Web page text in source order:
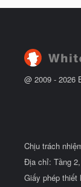
@ 2009 - 2026
Chịu trách
Địa chỉ: Tầng
Giấy phép thiết